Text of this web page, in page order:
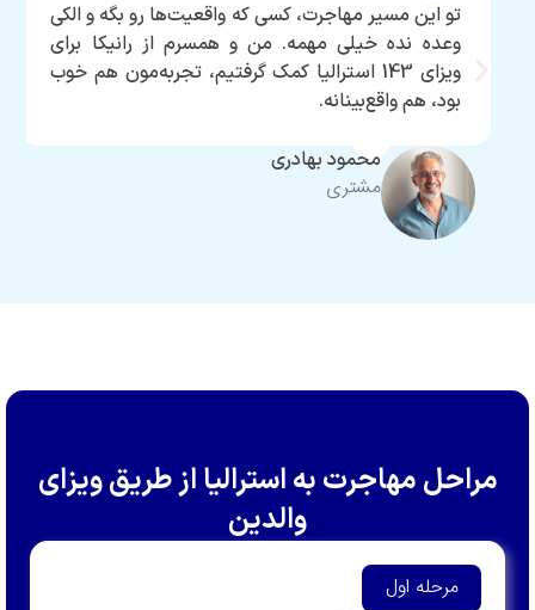
مسیر مهاجرت، کسی که واقعیت‌ها رو بگه و الکی
نده خیلی مهمه. من و همسرم از رانیکا برای
ویزای 143 استرالیا کمک گرفتیم، تجربه‌مون هم خوب
هم واقع‌بینانه.
محمود بهادری
مشتری
خیلی
پیش
به استرالیا از طریق ویزای